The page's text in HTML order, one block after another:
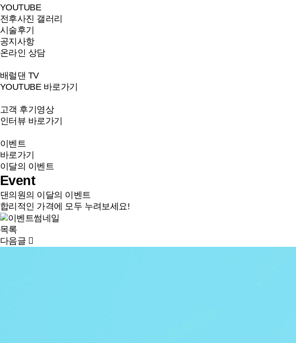
YOUTUBE
전후사진 갤러리
시술후기
공지사항
온라인 상담
배럴댄 TV
YOUTUBE 바로가기
고객 후기영상
인터뷰 바로가기
이벤트
바로가기
이달의 이벤트
Event
댄의원의 이달의 이벤트
합리적인 가격에 모두 누려보세요!
목록
다음글